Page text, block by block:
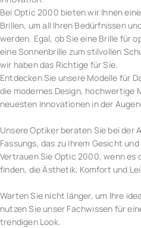
Bei Optic 2000 bieten wir Ihnen
Brillen, um all Ihren Bedürfnissen
werden. Egal, ob Sie eine Brille für
eine Sonnenbrille zum stilvollen
wir haben das Richtige für Sie.
Entdecken Sie unsere Modelle für
die modernes Design, hochwertige
neuesten Innovationen in der
Unsere Optiker beraten Sie bei der
Fassungs, das zu Ihrem Gesicht
Vertrauen Sie Optic 2000, wenn es
finden, die Ästhetik, Komfort und
Warten Sie nicht länger, um Ihre
nutzen Sie unser Fachwissen für
trendigen Look.